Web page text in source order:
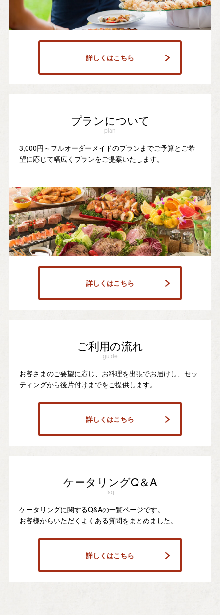
詳しくはこちら
プランについて
plan
3,000円～フルオーダーメイドのプランまでご予算とご希
望に応じて幅広くプランをご提案いたします。
詳しくはこちら
ご利用の流れ
guide
お客さまのご要望に応じ、お料理を出張でお届けし、セッ
ティングから後片付けまでをご提供します。
詳しくはこちら
ケータリングQ＆A
faq
ケータリングに関するQ&Aの一覧ページです。
お客様からいただくよくある質問をまとめました。
詳しくはこちら